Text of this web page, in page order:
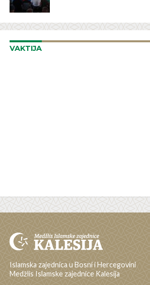
VAKTIJA
Islamska zajednica u Bosni i Hercegovini
Medžlis Islamske zajednice Kalesija